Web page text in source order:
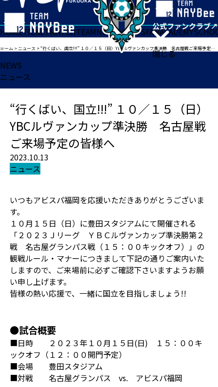
閉じる
HOMETICKETMATCHTEAMNEWSGOODSFANACADEMY
ホーム >ニュース >“行くばい、国立!!!” １０／１５（日）YBCルヴァンカップ準決勝 名古屋戦ご来場予定の皆様へ
NEWS
ニュース
“行くばい、国立!!!” １０／１５（日）
YBCルヴァンカップ準決勝 名古屋戦
ご来場予定の皆様へ
2023.10.13
ニュース
いつもアビスパ福岡を応援いただきありがとうございま
す。
１０月１５日（日）に豊田スタジアムにて開催される
「２０２３Ｊリーグ ＹＢＣルヴァンカップ準決勝第２
戦 名古屋グランパス戦（１５：００キックオフ）」の
観戦ルール・マナーにつきまして下記の通りご案内いた
しますので、ご来場前に必ずご確認下さいますようお願
い申し上げます。
皆様の熱い応援で、一緒に国立を目指しましょう!!
●試合概要
■日時 ２０２３年１０月１５日(日) １５：００キ
ックオフ（１２：００開門予定）
■会場 豊田スタジアム
■対戦 名古屋グランパス vs. アビスパ福岡